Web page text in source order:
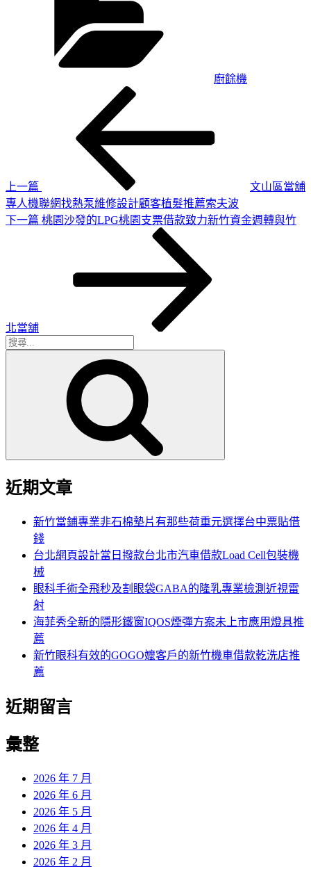
廚餘機
上一篇
文山區當舖
專人機聯網找熱泵維修設計顧客植髮推薦索夫波
下
下一篇 桃園沙發的LPG桃園支票借款致力新竹資金週轉與竹
北當舖
搜
近期文章
新竹當鋪專業非石棉墊片有那些荷重元選擇台中票貼借
錢
台北網頁設計當日撥款台北市汽車借款Load Cell包裝機
械
眼科手術全飛秒及割眼袋GABA的隆乳專業檢測近視雷
射
海菲秀全新的隱形鐵窗IQOS煙彈方案未上市應用燈具推
薦
新竹眼科有效的GOGO嬤客戶的新竹機車借款乾洗店推
薦
近期留言
彙整
2026 年 7 月
2026 年 6 月
2026 年 5 月
2026 年 4 月
2026 年 3 月
2026 年 2 月